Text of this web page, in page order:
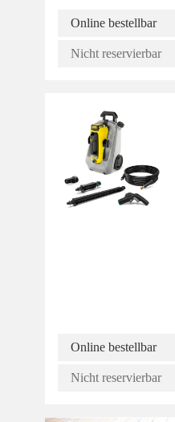
Online bestellbar
Nicht reservierbar
Online bestellbar
Nicht reservierbar